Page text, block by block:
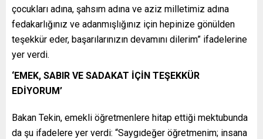
çocukları adına, şahsım adına ve aziz milletimiz adına
fedakarlığınız ve adanmışlığınız için hepinize gönülden
teşekkür eder, başarılarınızın devamını dilerim” ifadelerine
yer verdi.
‘EMEK, SABIR VE SADAKAT İÇİN TEŞEKKÜR
EDİYORUM’
Bakan Tekin, emekli öğretmenlere hitap ettiği mektubunda
da şu ifadelere yer verdi: “Saygıdeğer öğretmenim; insana